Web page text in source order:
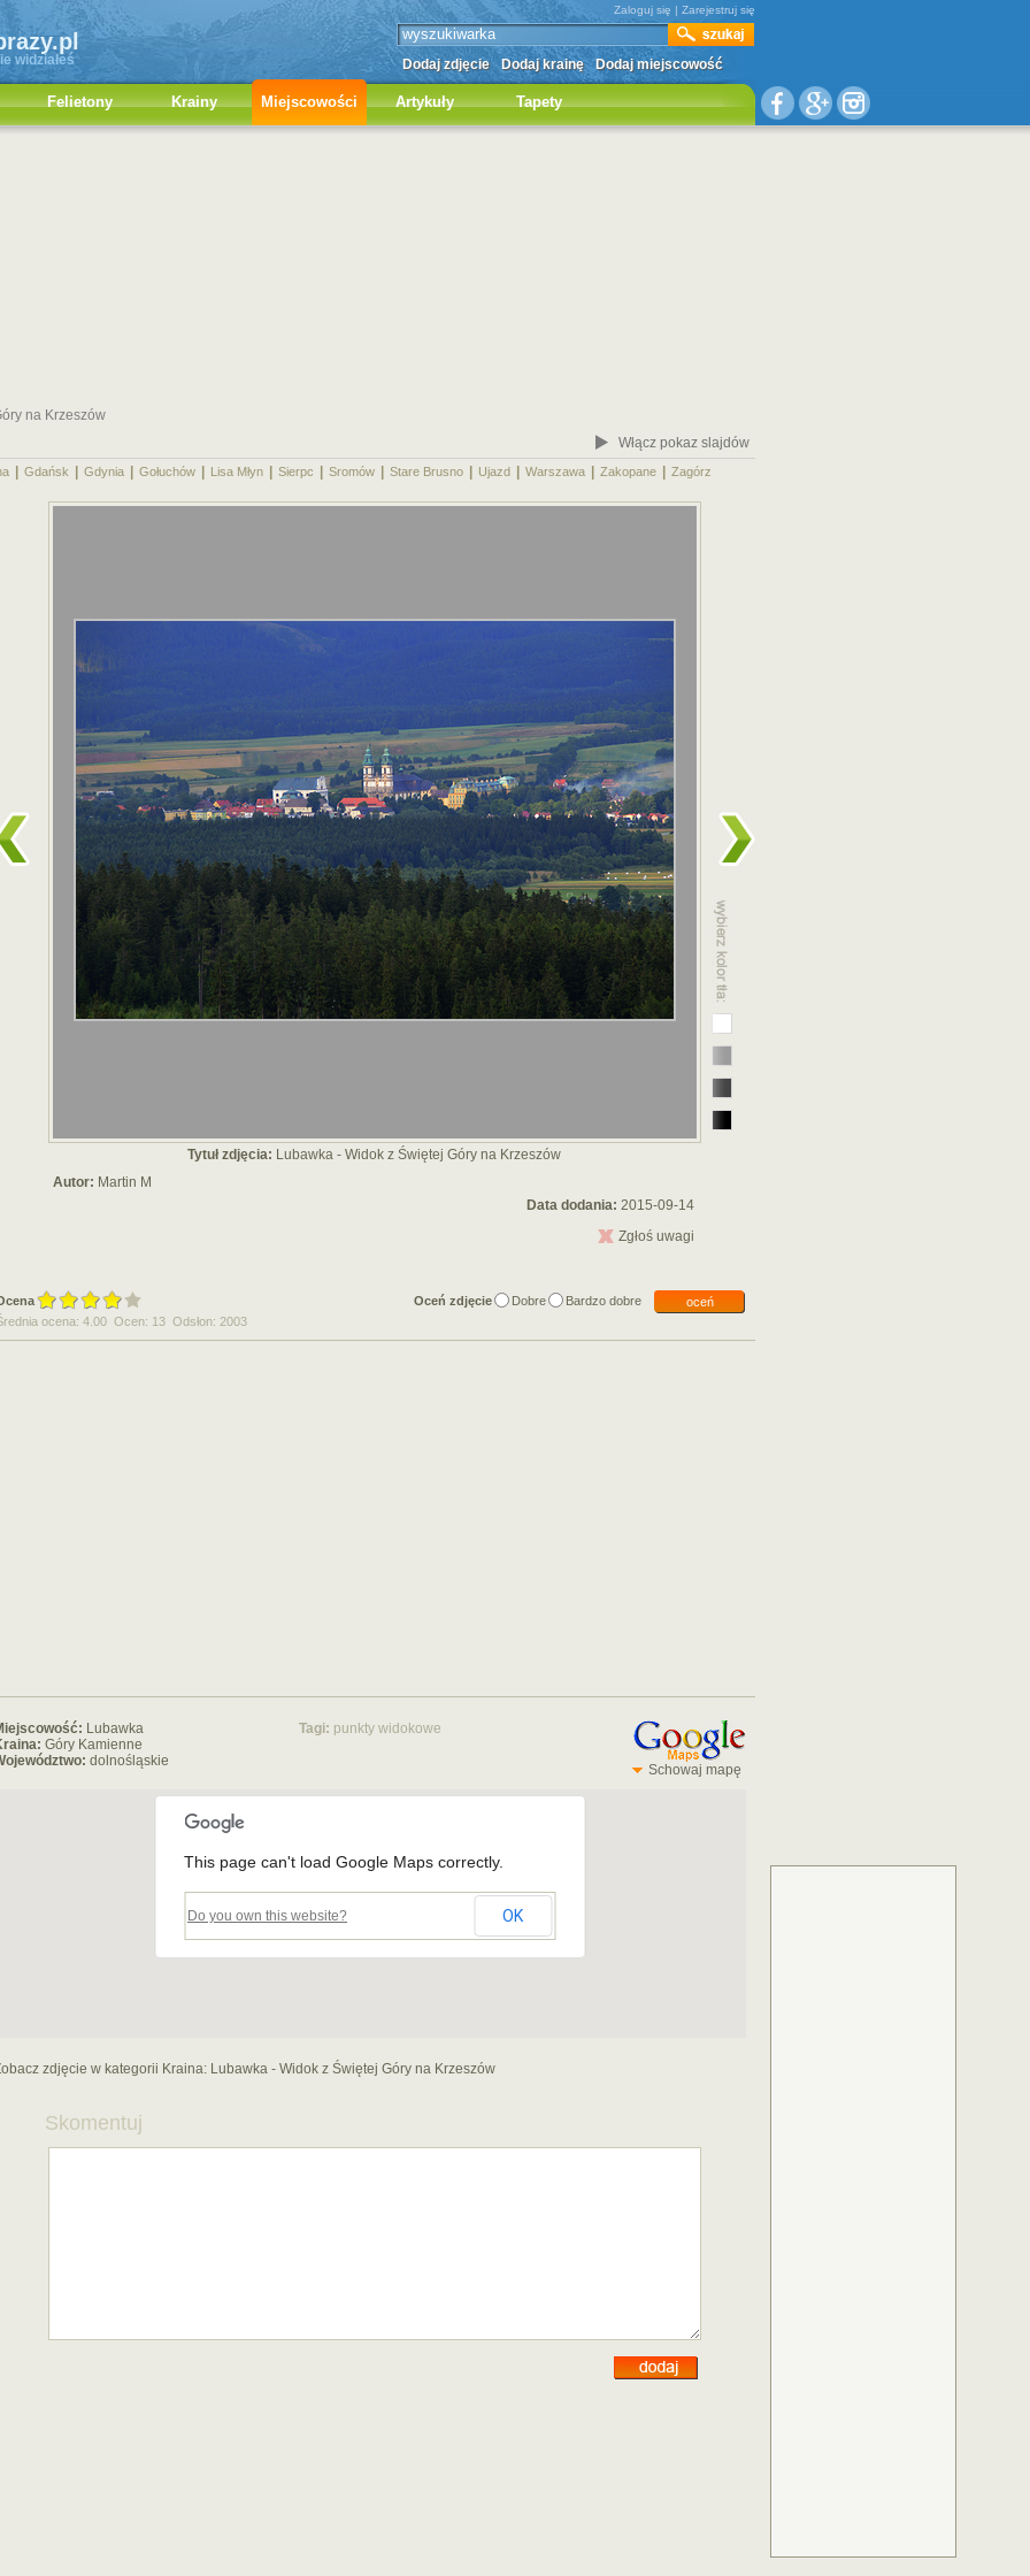
widziałeś
Zaloguj się | Zarejestruj się
Dodaj zdjęcie Dodaj krainę Dodaj miejscowość
Felietony Krainy Miejscowości Artykuły Tapety
na Krzeszów
Włącz pokaz slajdów
Gdańsk Gdynia Gołuchów Lisa Młyn Sierpc Sromów Stare Brusno Ujazd Warszawa Zakopane Zagórz
Tytuł zdjęcia: Lubawka - Widok z Świętej Góry na Krzeszów
Autor: Martin M
Data dodania: 2015-09-14
Zgłoś uwagi
Oceń zdjęcie Dobre Bardzo dobre
oceń
ocena: 4.00 Ocen: 13 Odsłon: 2003
Lubawka
Góry Kamienne
dolnośląskie
Tagi: punkty widokowe
Schowaj mapę
This page can't load Google Maps correctly.
Do you own this website? OK
zdjęcie w kategorii Kraina: Lubawka - Widok z Świętej Góry na Krzeszów
Skomentuj